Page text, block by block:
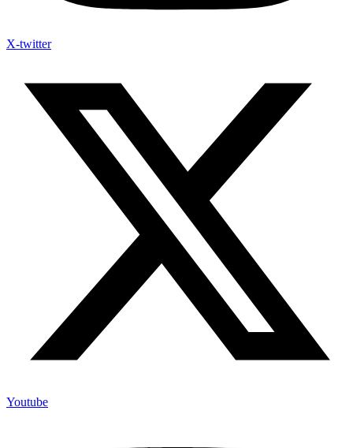
X-twitter
Youtube